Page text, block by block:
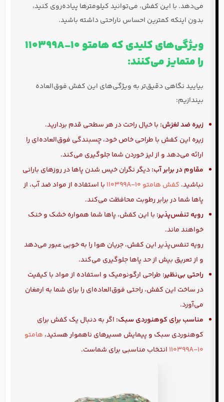
می‌دهد. با این کفش، می‌توانید کیلومترها پیاده‌روی کنید،
بدون اینکه کمترین احساس ناراحتی داشته باشید.
ویژگی‌های کلیدی که هامتو 110399A-10
را متمایز می‌کنند:
بیایید نگاهی دقیق‌تر به ویژگی‌های این کفش فوق‌العاده
بیندازیم:
زیره ضد لغزش: با خیال راحت در هر سطحی قدم بردارید.
زیره این کفش با طراحی خاص خود، چسبندگی فوق‌العاده‌ای را
ارائه می‌دهد و از لیز خوردن شما جلوگیری می‌کند.
مقاوم در برابر آب:دیگر نگران خیس شدن پاها در روزهای بارانی
نباشید. کفش هامتو 110399A-10
با استفاده از مواد ضد آب، از
پاها شما در برابر رطوبت محافظت می‌کند.
رویه تنفس‌پذیر: با این کفش، پاها شما همواره خشک و خنک
خواهند ماند.
رویه تنفس‌پذیر این کفش، جریان هوا را به خوبی عبور می‌دهد
و از تعریق بیش از حد پاها جلوگیری می‌کند.
راحتی بی‌نظیر: طراحی ارگونومیک و استفاده از مواد با کیفیت
در ساخت این کفش، راحتی فوق‌العاده‌ای را برای شما به ارمغان
می‌آورد.
مناسب برای کوهنوردی سبک: اگر به دنبال یک کفش برای
کوهنوردی سبک و پیمایش مسیرهای ناهموار هستید، هامتو
110399A-10 انتخاب مناسبی برای شماست.